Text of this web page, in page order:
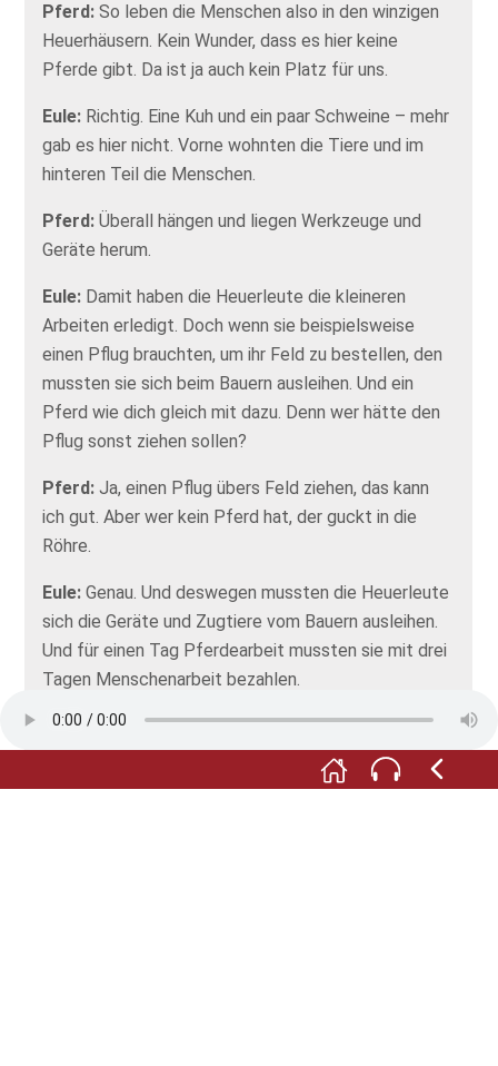
Pferd:So leben die Menschen also in den winzigen
Heuerhäusern. Kein Wunder, dass es hier keine
Pferde gibt. Da ist ja auch kein Platz für uns.
Eule: Richtig. Eine Kuh und ein paar Schweine – mehr
gab es hier nicht. Vorne wohnten die Tiere und im
hinteren Teil die Menschen.
Pferd:Überall hängen und liegen Werkzeuge und
Geräte herum.
Eule: Damit haben die Heuerleute die kleineren
Arbeiten erledigt. Doch wenn sie beispielsweise
einen Pflug brauchten, um ihr Feld zu bestellen, den
mussten sie sich beim Bauern ausleihen. Und ein
Pferd wie dich gleich mit dazu. Denn wer hätte den
Pflug sonst ziehen sollen?
Pferd:Ja, einen Pflug übers Feld ziehen, das kann
ich gut. Aber wer kein Pferd hat, der guckt in die
Röhre.
Eule:Genau. Und deswegen mussten die Heuerleute
sich die Geräte und Zugtiere vom Bauern ausleihen.
Und für einen Tag Pferdearbeit mussten sie mit drei
Tagen Menschenarbeit bezahlen.
Pferd:Das ist kein guter Deal!
Genau. Das ist ziemlich ungerecht. Und